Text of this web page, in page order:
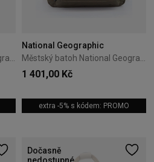
National Geographic
1 401,00 Kč
extra -5% s kódem: PROMO
Dočasně
nedostupné